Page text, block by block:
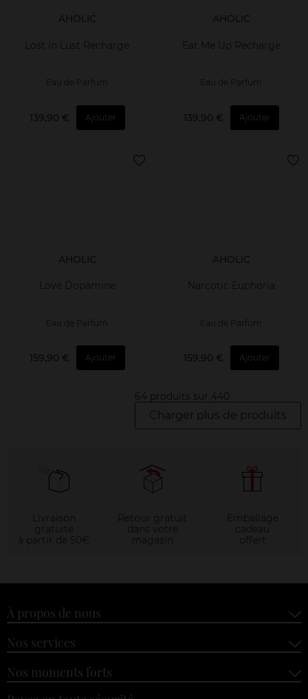
AHOLIC
Lost in Lust Recharge
Eau de Parfum
139,90 € Ajouter
AHOLIC
Eat Me Up Recharge
Eau de Parfum
139,90 € Ajouter
AHOLIC
Love Dopamine
Eau de Parfum
159,90 € Ajouter
AHOLIC
Narcotic Euphoria
Eau de Parfum
159,90 € Ajouter
64 produits sur 440
Charger plus de produits
À propos de nous
Nos services
Nos moments forts